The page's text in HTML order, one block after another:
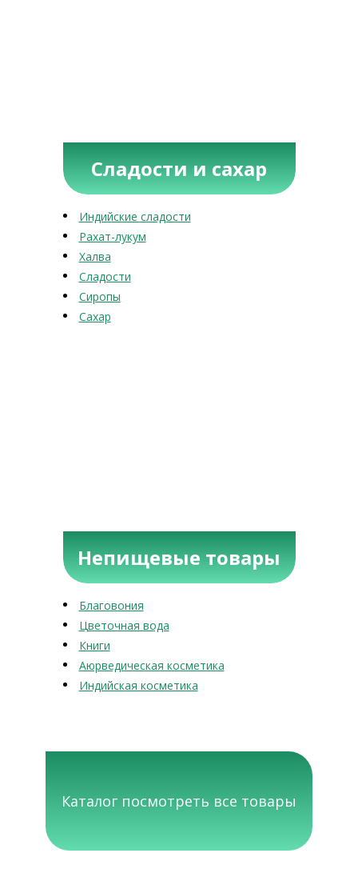
Сладости и сахар
Индийские сладости
Рахат-лукум
Халва
Сладости
Сиропы
Сахар
Непищевые товары
Благовония
Цветочная вода
Книги
Аюрведическая косметика
Индийская косметика
Каталог посмотреть все товары